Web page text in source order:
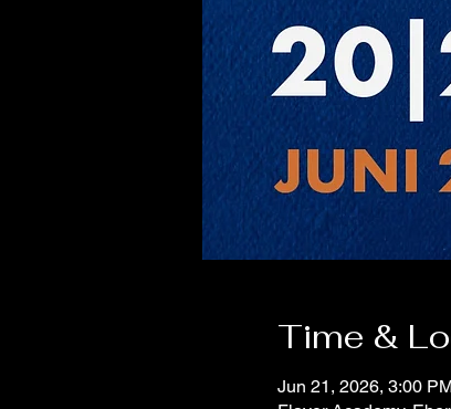
Time &
Jun 21, 2026, 3:00